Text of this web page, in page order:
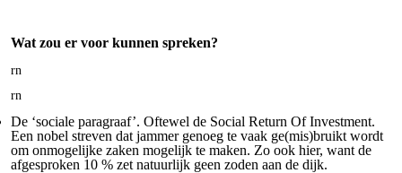
Wat zou er voor kunnen spreken?
rn
rn
De ‘sociale paragraaf’. Oftewel de Social Return Of Investment.
Een nobel streven dat jammer genoeg te vaak ge(mis)bruikt wordt
om onmogelijke zaken mogelijk te maken. Zo ook hier, want de
afgesproken 10 % zet natuurlijk geen zoden aan de dijk.